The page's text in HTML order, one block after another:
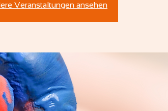
Veranstaltungen ansehen